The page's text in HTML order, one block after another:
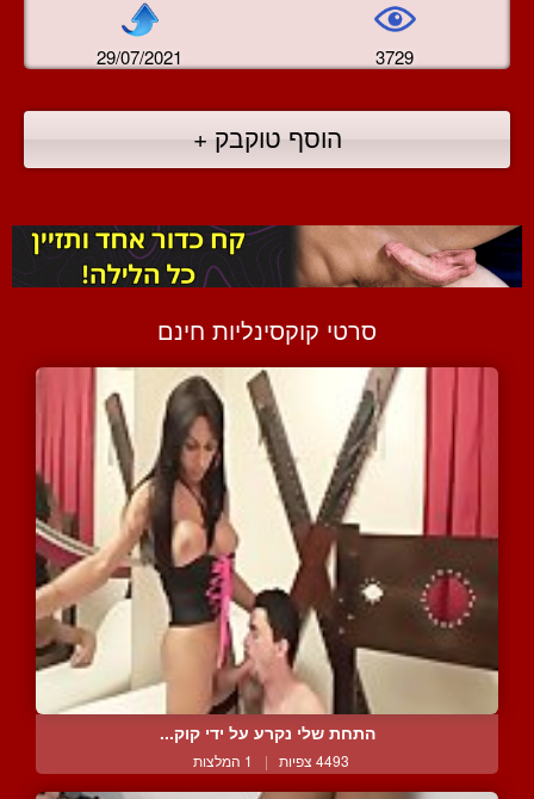
29/07/2021 3729
הוסף טוקבק +
סרטי קוקסינליות חינם
התחת שלי נקרע על ידי קוק...
4493 צפיות | 1 המלצות